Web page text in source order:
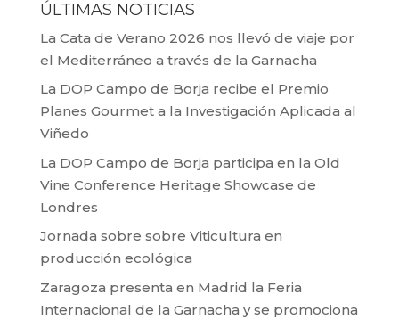
ÚLTIMAS NOTICIAS
La Cata de Verano 2026 nos llevó de viaje por
el Mediterráneo a través de la Garnacha
La DOP Campo de Borja recibe el Premio
Planes Gourmet a la Investigación Aplicada al
Viñedo
La DOP Campo de Borja participa en la Old
Vine Conference Heritage Showcase de
Londres
Jornada sobre sobre Viticultura en
producción ecológica
Zaragoza presenta en Madrid la Feria
Internacional de la Garnacha y se promociona